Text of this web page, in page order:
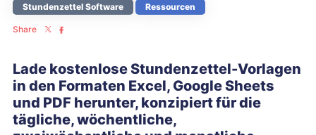
Stundenzettel Software Ressourcen
Share
Lade kostenlose Stundenzettel-Vorlagen
in den Formaten Excel, Google Sheets
und PDF herunter, konzipiert für die
tägliche, wöchentliche,